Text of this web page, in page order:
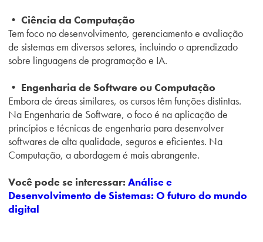
• Ciência da Computação
Tem foco no desenvolvimento, gerenciamento e avaliação
de sistemas em diversos setores, incluindo o aprendizado
sobre linguagens de programação e IA.
• Engenharia de Software ou Computação
Embora de áreas similares, os cursos têm funções distintas.
Na Engenharia de Software, o foco é na aplicação de
princípios e técnicas de engenharia para desenvolver
softwares de alta qualidade, seguros e eficientes. Na
Computação, a abordagem é mais abrangente.
Você pode se interessar: Análise e
Desenvolvimento de Sistemas: O futuro do mundo
digital